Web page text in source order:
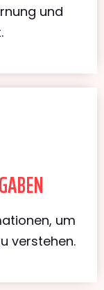
und
um
verstehen.